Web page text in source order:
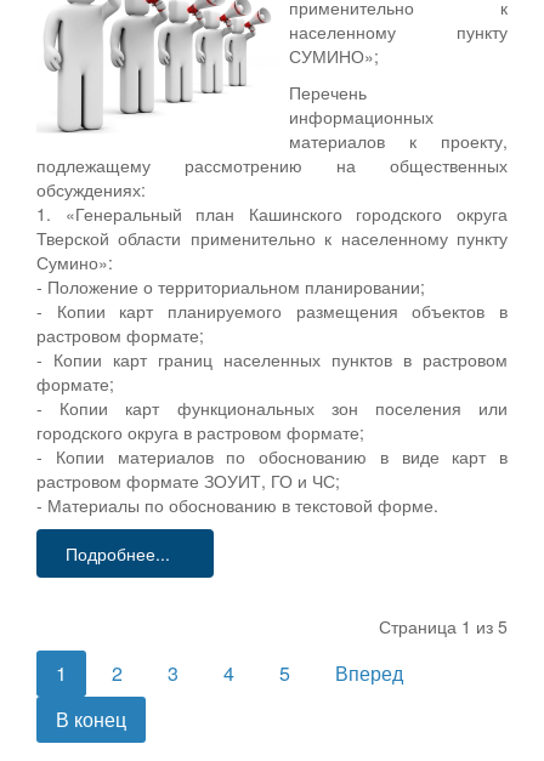
применительно к
населенному пункту
СУМИНО»;
Перечень
информационных
материалов к проекту,
подлежащему рассмотрению на общественных
обсуждениях:
1. «Генеральный план Кашинского городского округа
Тверской области применительно к населенному пункту
Сумино»:
- Положение о территориальном планировании;
- Копии карт планируемого размещения объектов в
растровом формате;
- Копии карт границ населенных пунктов в растровом
формате;
- Копии карт функциональных зон поселения или
городского округа в растровом формате;
- Копии материалов по обоснованию в виде карт в
растровом формате ЗОУИТ, ГО и ЧС;
- Материалы по обоснованию в текстовой форме.
Подробнее...
Страница 1 из 5
1 2 3 4 5
Вперед
В конец